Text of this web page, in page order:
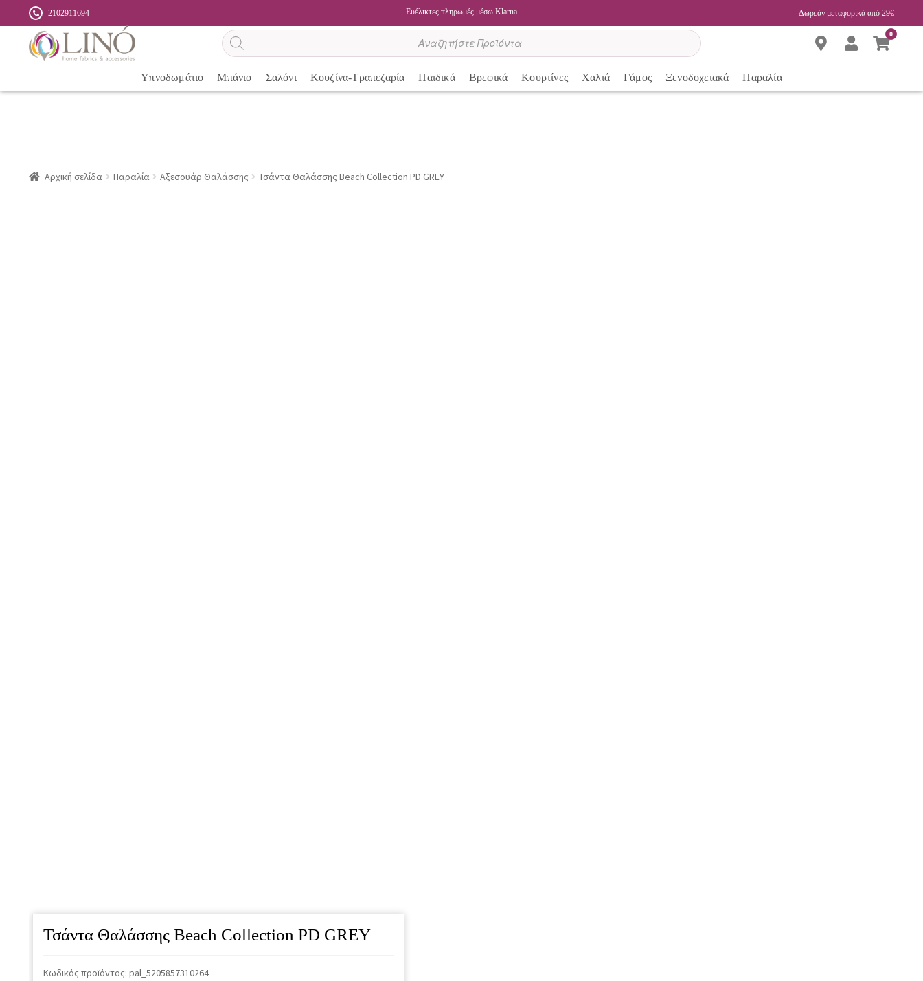
2102911694 Ευέλικτες πληρωμές μέσω Klarna Δωρεάν μεταφορικά από 29€
Αναζήτηση
προϊόντων
0
Υπνοδωμάτιο Μπάνιο Σαλόνι Κουζίνα-Τραπεζαρία Παιδικά Βρεφικά Κουρτίνες Χαλιά Γάμος Ξενοδοχειακά Παραλία
Αρχική σελίδα Παραλία Αξεσουάρ Θαλάσσης Τσάντα Θαλάσσης Beach Collection PD GREY
Τσάντα Θαλάσσης Beach Collection PD GREY
Κωδικός προϊόντος: pal_5205857310264